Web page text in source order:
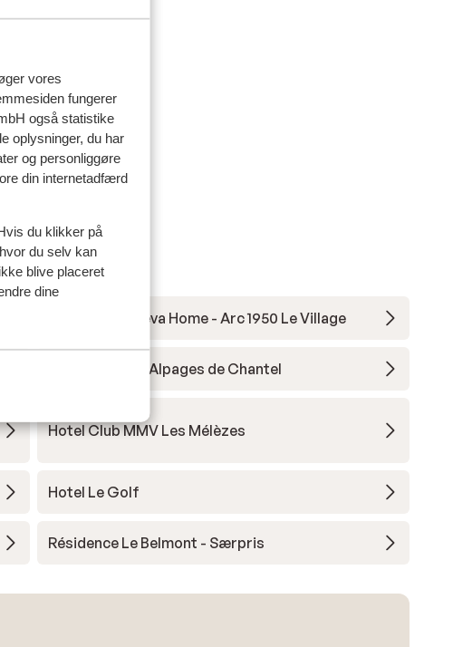
vores
fungerer
også statistike
oplysninger, du har
og personliggøre
din internetadfærd
du klikker på
du selv kan
blive placeret
dine
Résidence Maeva Home - Arc 1950 Le Village
Résidence Les Alpages de Chantel
Hotel Club MMV Les Mélèzes
Hotel Le Golf
Résidence Le Belmont - Særpris